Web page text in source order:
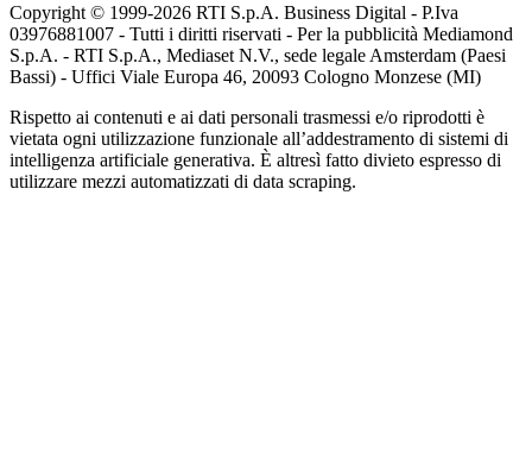
Copyright © 1999-2026 RTI S.p.A. Business Digital - P.Iva
03976881007 - Tutti i diritti riservati - Per la pubblicità Mediamond
S.p.A. - RTI S.p.A., Mediaset N.V., sede legale Amsterdam (Paesi
Bassi) - Uffici Viale Europa 46, 20093 Cologno Monzese (MI)
Rispetto ai contenuti e ai dati personali trasmessi e/o riprodotti è
vietata ogni utilizzazione funzionale all’addestramento di sistemi di
intelligenza artificiale generativa. È altresì fatto divieto espresso di
utilizzare mezzi automatizzati di data scraping.